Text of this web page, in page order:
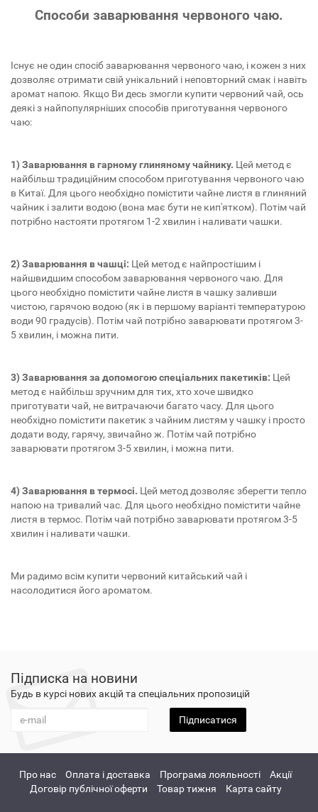
Способи заварювання червоного чаю.
Існує не один спосіб заварювання червоного чаю, і кожен з них
дозволяє отримати свій унікальний і неповторний смак і навіть
аромат напою. Якщо Ви десь змогли купити червоний чай, ось
деякі з найпопулярніших способів приготування червоного
чаю:
1) Заварювання в гарному глиняному чайнику. Цей метод є
найбільш традиційним способом приготування червоного чаю
в Китаї. Для цього необхідно помістити чайне листя в глиняний
чайник і залити водою (вона має бути не кип'ятком). Потім чай
потрібно настояти протягом 1-2 хвилин і наливати чашки.
2) Заварювання в чашці: Цей метод є найпростішим і
найшвидшим способом заварювання червоного чаю. Для
цього необхідно помістити чайне листя в чашку заливши
чистою, гарячою водою (як і в першому варіанті температурою
води 90 градусів). Потім чай потрібно заварювати протягом 3-
5 хвилин, і можна пити.
3) Заварювання за допомогою спеціальних пакетиків: Цей
метод є найбільш зручним для тих, хто хоче швидко
приготувати чай, не витрачаючи багато часу. Для цього
необхідно помістити пакетик з чайним листям у чашку і просто
додати воду, гарячу, звичайно ж. Потім чай потрібно
заварювати протягом 3-5 хвилин, і можна пити.
4) Заварювання в термосі. Цей метод дозволяє зберегти тепло
напою на тривалий час. Для цього необхідно помістити чайне
листя в термос. Потім чай потрібно заварювати протягом 3-5
хвилин і наливати чашки.
Ми радимо всім купити червоний китайський чай і
насолодитися його ароматом.
Підписка на новини
Будь в курсі нових акцій та спеціальних пропозицій
Підписатися
Про нас Оплата і доставка Програма лояльності
Акції
Договір публічної оферти
Товар тижня Карта сайту